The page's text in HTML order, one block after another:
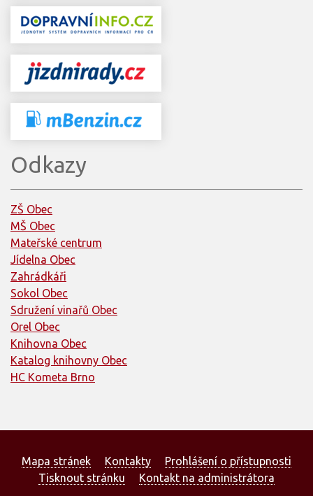
Odkazy
ZŠ Obec
MŠ Obec
Mateřské centrum
Jídelna Obec
Zahrádkáři
Sokol Obec
Sdružení vinařů Obec
Orel Obec
Knihovna Obec
Katalog knihovny Obec
HC Kometa Brno
Mapa stránek Kontakty
Prohlášení o přístupnosti
Tisknout stránku
Kontakt na administrátora